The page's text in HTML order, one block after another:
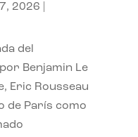
2026
del
Benjamin Le
Eric Rousseau
de París como